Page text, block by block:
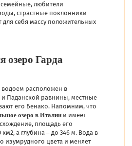
любители
страстные поклонники
для себя массу положительных
озеро Гарда
расположен в
Паданской равнины, местные
его Бенако. Напомним, что
озеро в Италии и имеет
площадь его
км2, а глубина – до 346 м. Вода в
изумрудного цвета и меняет